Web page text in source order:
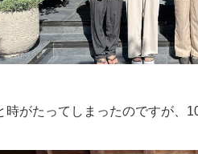
時がたってしまったのですが